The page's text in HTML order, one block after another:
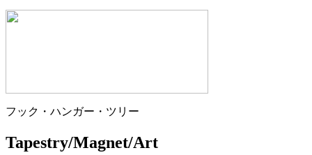
フック・ハンガー・ツリー
Tapestry/Magnet/Art